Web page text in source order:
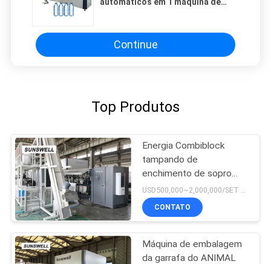
Continue
Top Produtos
Energia Combiblock
tampando de
enchimento de sopro
eficiente
CONTATO
Máquina de embalagem
da garrafa do ANIMAL